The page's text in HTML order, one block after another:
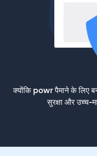
क्योंकि powr पैमाने के लिए
सुरक्षा और उच्च-